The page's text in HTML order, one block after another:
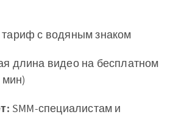
с водяным знаком
длина видео на бесплатном
мин)
SMM-специалистам и